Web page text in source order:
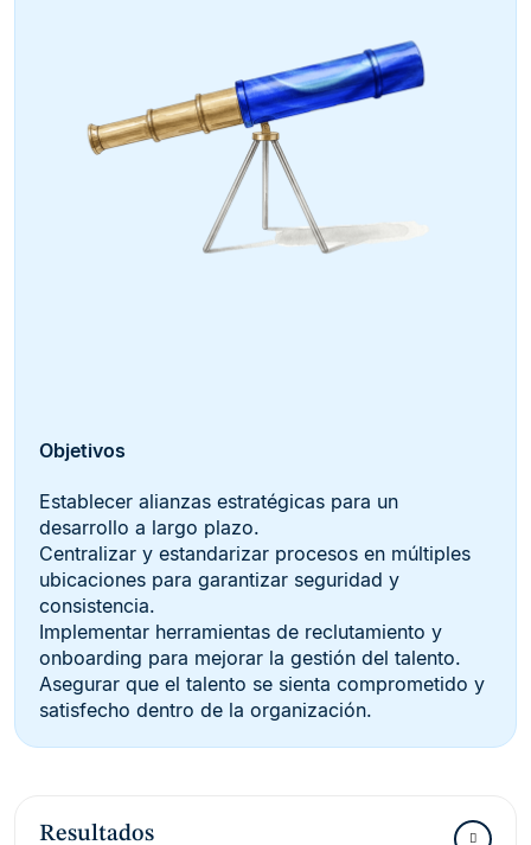
Objetivos
Establecer alianzas estratégicas para un
desarrollo a largo plazo.
Centralizar y estandarizar procesos en múltiples
ubicaciones para garantizar seguridad y
consistencia.
Implementar herramientas de reclutamiento y
onboarding para mejorar la gestión del talento.
Asegurar que el talento se sienta comprometido y
satisfecho dentro de la organización.
Resultados